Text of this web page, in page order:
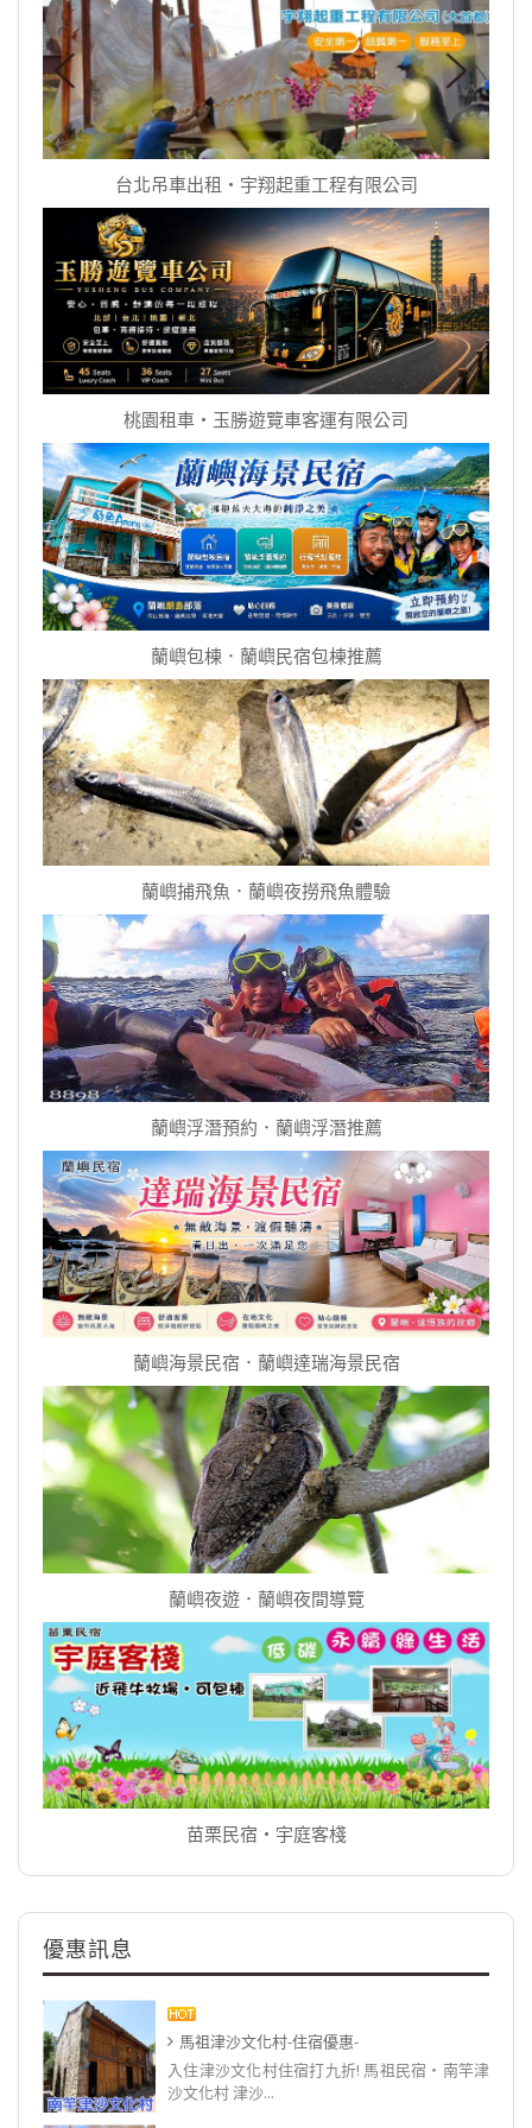
台北吊車出租‧宇翔起重工程有限公司
桃園租車‧玉勝遊覽車客運有限公司
蘭嶼包棟．蘭嶼民宿包棟推薦
蘭嶼捕飛魚．蘭嶼夜撈飛魚體驗
蘭嶼浮潛預約．蘭嶼浮潛推薦
蘭嶼海景民宿．蘭嶼達瑞海景民宿
蘭嶼夜遊．蘭嶼夜間導覽
苗栗民宿‧宇庭客棧
優惠訊息
馬祖津沙文化村-住宿優惠-
入住津沙文化村住宿打九折! 馬祖民宿‧南竿津
沙文化村 津沙...